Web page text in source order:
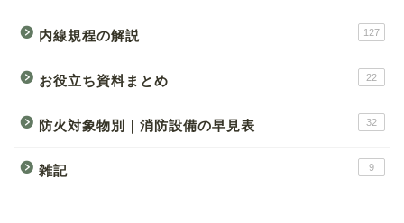
内線規程の解説 127
お役立ち資料まとめ 22
防火対象物別｜消防設備の早見表 32
雑記 9